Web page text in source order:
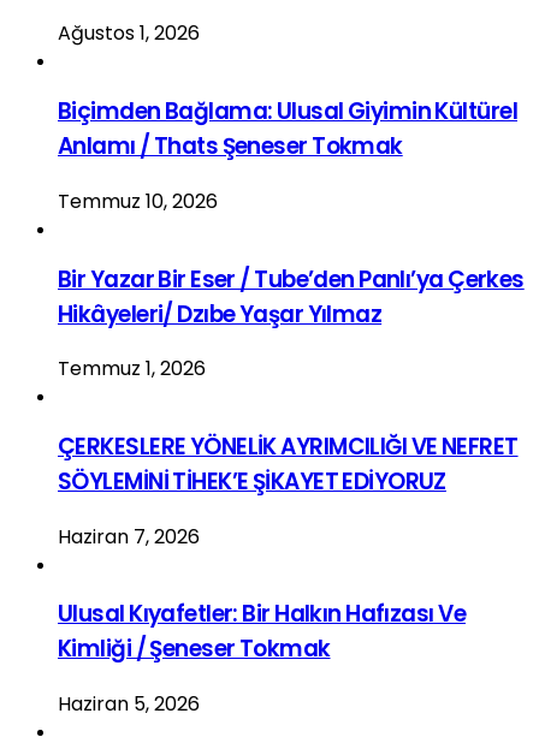
Ağustos 1, 2026
Biçimden Bağlama: Ulusal Giyimin Kültürel
Anlamı / Thats Şeneser Tokmak
Temmuz 10, 2026
Bir Yazar Bir Eser / Tube’den Panlı’ya Çerkes
Hikâyeleri/ Dzıbe Yaşar Yılmaz
Temmuz 1, 2026
ÇERKESLERE YÖNELİK AYRIMCILIĞI VE NEFRET
SÖYLEMİNİ TİHEK’E ŞİKAYET EDİYORUZ
Haziran 7, 2026
Ulusal Kıyafetler: Bir Halkın Hafızası Ve
Kimliği / Şeneser Tokmak
Haziran 5, 2026